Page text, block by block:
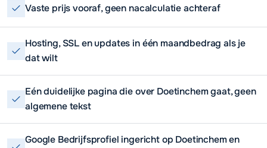
Vaste prijs vooraf, geen nacalculatie achteraf
Hosting, SSL en updates in één maandbedrag als je
dat wilt
Eén duidelijke pagina die over Doetinchem gaat, geen
algemene tekst
Google Bedrijfsprofiel ingericht op Doetinchem en